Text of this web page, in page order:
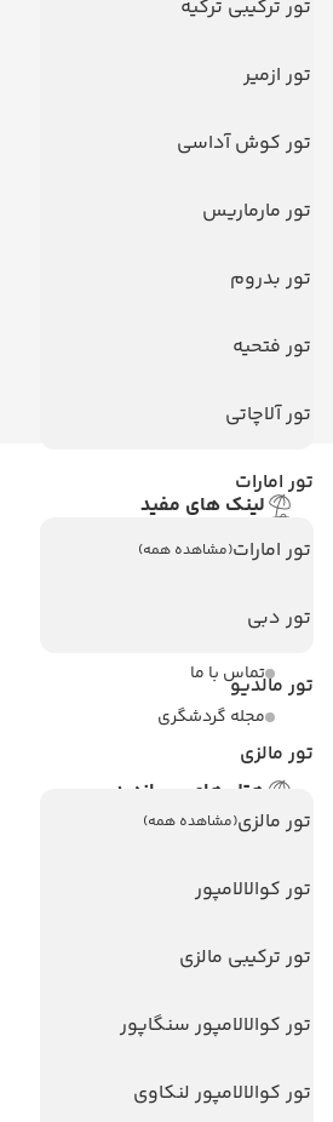
تور ترکیبی ترکیه
تور ازمیر
تور کوش آداسی
تور مارماریس
تور بدروم
تور فتحیه
تور آلاچاتی
تور امارات
تور امارات(مشاهده همه)
تور دبی
تور مالدیو
تور مالزی
تور مالزی(مشاهده همه)
تور کوالالامپور
تور ترکیبی مالزی
تور کوالالامپور سنگاپور
تور کوالالامپور لنکاوی
لینک های مفید
ویزا
درباره ما
تماس با ما
مجله گردشگری
هتل های پر بازدید
هتل های آنتالیا
هتل های اندونزی
تورهای پربازدید